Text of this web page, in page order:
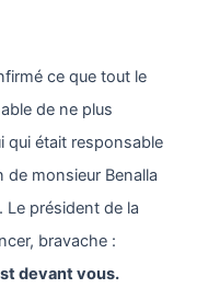
ce que tout le
de ne plus
qui était responsable
monsieur Benalla
Le président de la
bravache :
devant vous.